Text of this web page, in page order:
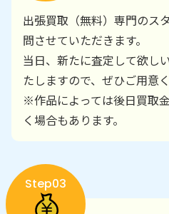
出張買取（無料）専門のス
問させていただきます。
当日、新たに査定して欲し
たしますので、ぜひご用意
※作品によっては後日買取
く場合もあります。
Step03